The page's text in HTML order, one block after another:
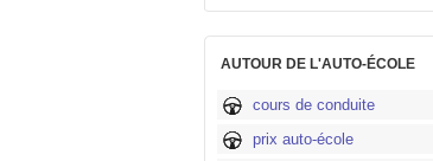
AUTOUR DE L'AUTO-ÉCOLE
cours de conduite
prix auto-école